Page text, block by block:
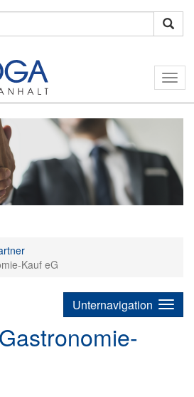
nach:
Kauf eG
Unternavigation